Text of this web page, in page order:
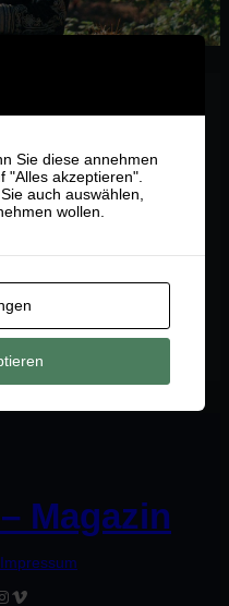
Wassersportaktivität, bei
speziell
und auch zu
Das SUP-Board ist
dicker als ein…
Magazin
Impressum
Vimeo
Sie diese annehmen
"Alles akzeptieren".
auch auswählen,
wollen.